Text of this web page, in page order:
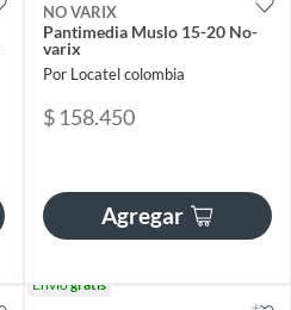
NO VARIX
Pantimedia Muslo 15-20 No-
varix
Por Locatel colombia
$ 158.450
Agregar
Envíogratis